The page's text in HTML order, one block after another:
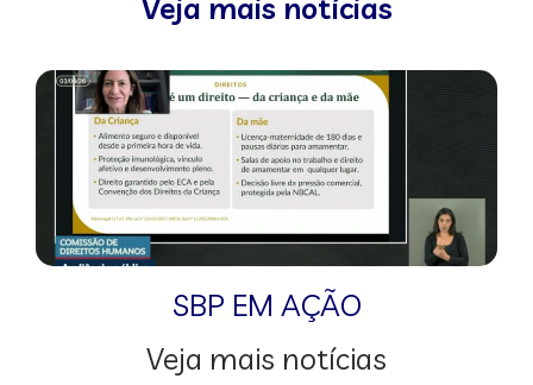
SBP EM AÇÃO
Veja mais notícias